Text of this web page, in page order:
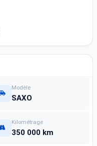
Modèle
SAXO
Kilométrage
350 000 km